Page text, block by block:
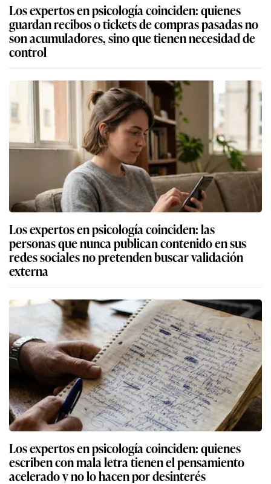
Los expertos en psicología coinciden: quienes
guardan recibos o tickets de compras pasadas no
son acumuladores, sino que tienen necesidad de
control
Los expertos en psicología coinciden: las
personas que nunca publican contenido en sus
redes sociales no pretenden buscar validación
externa
Los expertos en psicología coinciden: quienes
escriben con mala letra tienen el pensamiento
acelerado y no lo hacen por desinterés